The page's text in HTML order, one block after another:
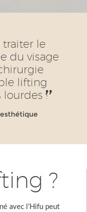
traiter le
du visage
lifting
lourdes !
?
avec l’Hifu peut